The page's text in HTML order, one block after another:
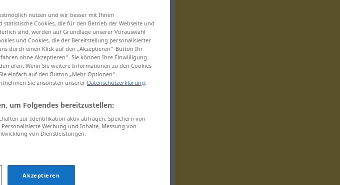
nutzen und wir besser mit Ihnen
Cookies, die für den Betrieb der Webseite und
sind, werden auf Grundlage unserer Vorauswahl
und Cookies, die der Bereitstellung personalisierter
durch einen Klick auf den „Akzeptieren“-Button Ihr
ohne Akzeptieren“. Sie können Ihre Einwilligung
Wenn Sie weitere Informationen zu den Cookies
einfach auf den Button „Mehr Optionen“.
Sie ansonsten unserer Datenschutzerklärung.
um Folgendes bereitzustellen:
zur Identifikation aktiv abfragen. Speichern von
Werbung und Inhalte, Messung von
von Dienstleistungen.
Akzeptieren